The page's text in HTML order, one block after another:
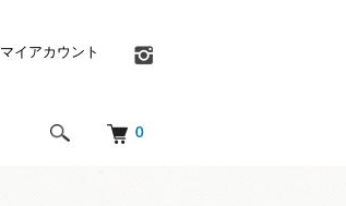
0
マイアカウント